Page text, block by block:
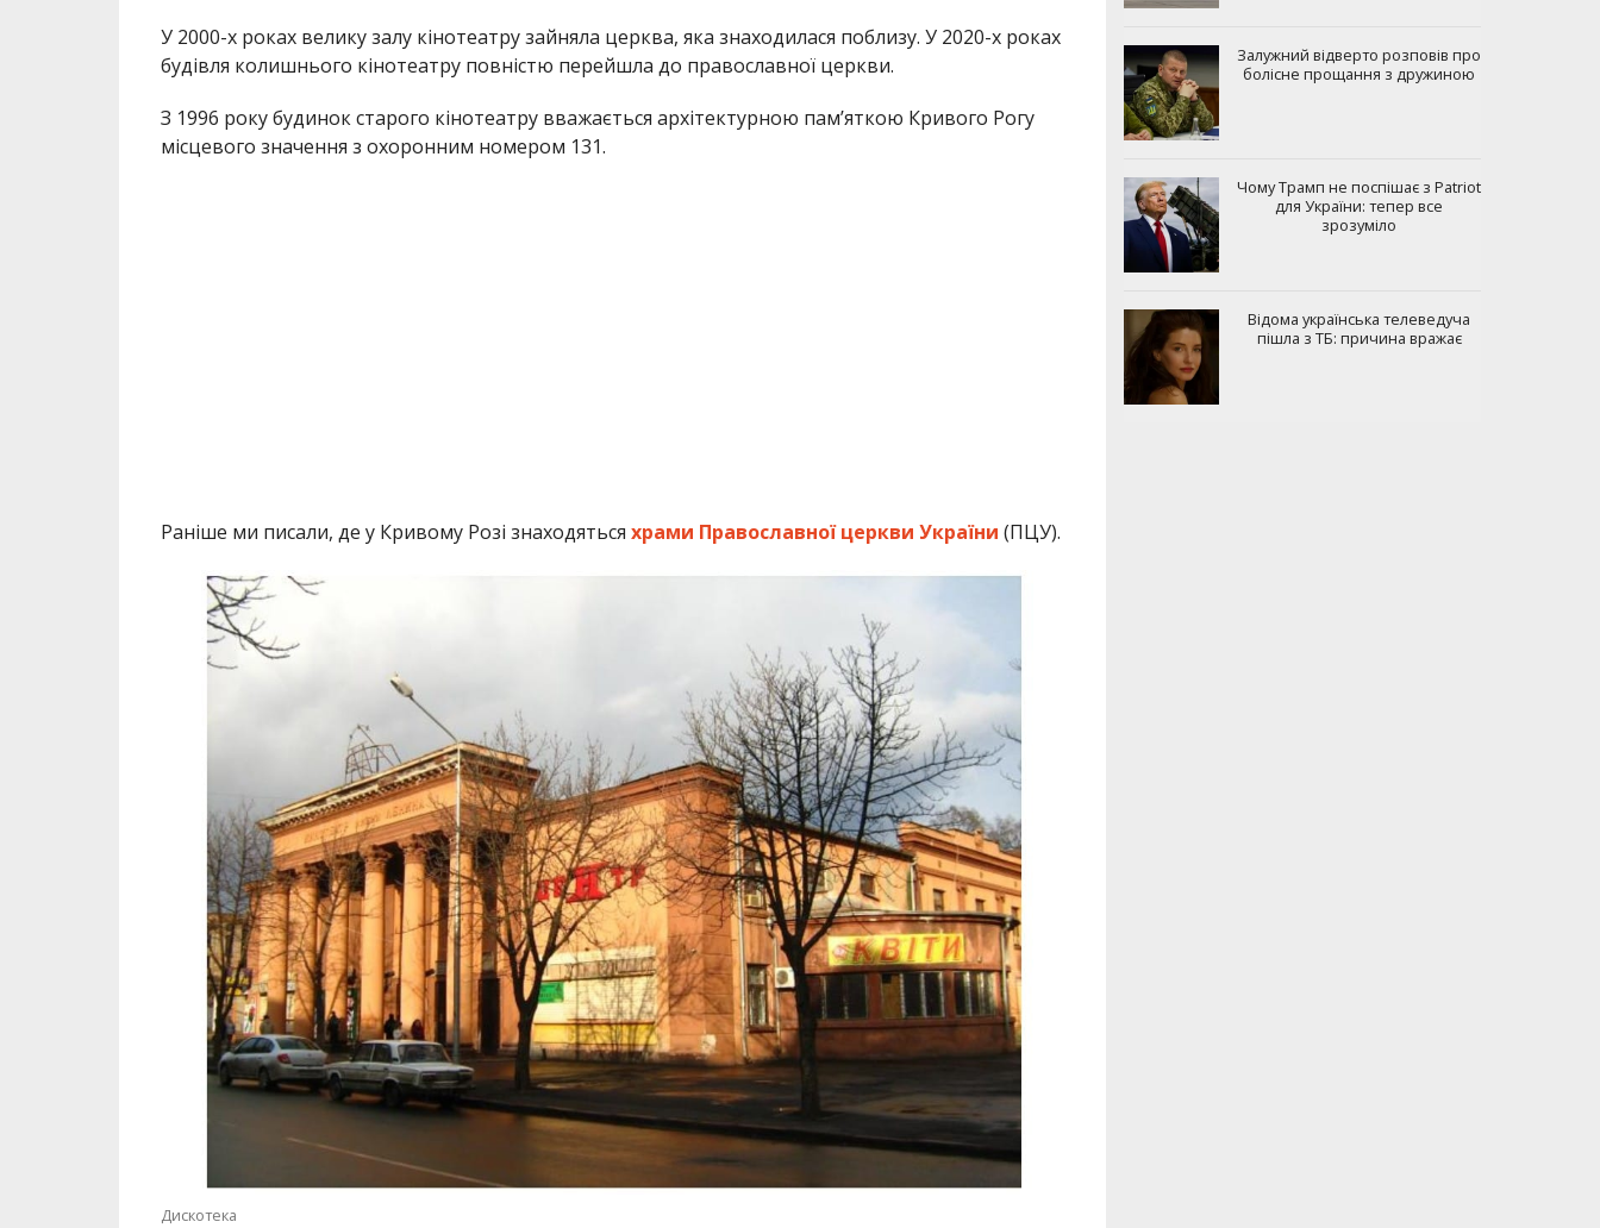
У 2000-х роках велику залу кінотеатру зайняла церква, яка знаходилася поблизу. У 2020-х роках
будівля колишнього кінотеатру повністю перейшла до православної церкви.
З 1996 року будинок старого кінотеатру вважається архітектурною пам’яткою Кривого Рогу
місцевого значення з охоронним номером 131.
Раніше ми писали, де у Кривому Розі знаходяться храми Православної церкви України (ПЦУ).
Дискотека